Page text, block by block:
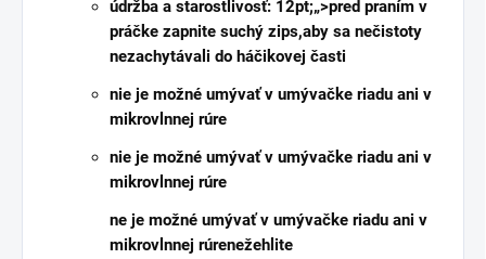
údržba a starostlivosť: 12pt;„>pred praním v
práčke zapnite suchý zips,aby sa nečistoty
nezachytávali do háčikovej časti
nie je možné umývať v umývačke riadu ani v
mikrovlnnej rúre
nie je možné umývať v umývačke riadu ani v
mikrovlnnej rúre
ne je možné umývať v umývačke riadu ani v
mikrovlnnej rúrenežehlite